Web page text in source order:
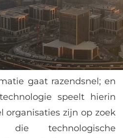
gaat razendsnel; en
speelt hierin
organisaties zijn op zoek
technologische